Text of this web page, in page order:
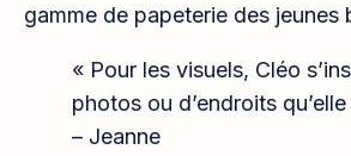
gamme de papeterie des jeunes
« Pour les visuels, Cléo
photos ou d’endroits
– Jeanne